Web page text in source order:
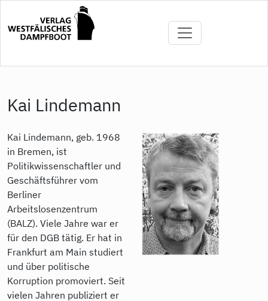
Inhalt
Kai Lindemann
Kai Lindemann, geb. 1968
in Bremen, ist
Politikwissenschaftler und
Geschäftsführer vom
Berliner
Arbeitslosenzentrum
(BALZ). Viele Jahre war er
für den DGB tätig. Er hat in
Frankfurt am Main studiert
und über politische
Korruption promoviert. Seit
vielen Jahren publiziert er